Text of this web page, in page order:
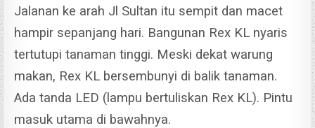
Jalanan ke arah Jl Sultan itu sempit dan macet
hampir sepanjang hari. Bangunan Rex KL nyaris
tertutupi tanaman tinggi. Meski dekat warung
makan, Rex KL bersembunyi di balik tanaman.
Ada tanda LED (lampu bertuliskan Rex KL). Pintu
masuk utama di bawahnya.